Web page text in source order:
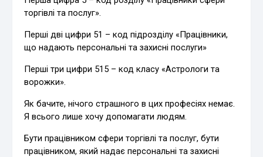
торгівлі та послуг».
Перші дві цифри 51 – код підрозділу «Працівники,
що надають персональні та захисні послуги»
Перші три цифри 515 – код класу «Астрологи та
ворожки».
Як бачите, нічого страшного в цих професіях немає.
Я всього лише хочу допомагати людям.
Бути працівником сфери торгівлі та послуг, бути
працівником, який надає персональні та захисні